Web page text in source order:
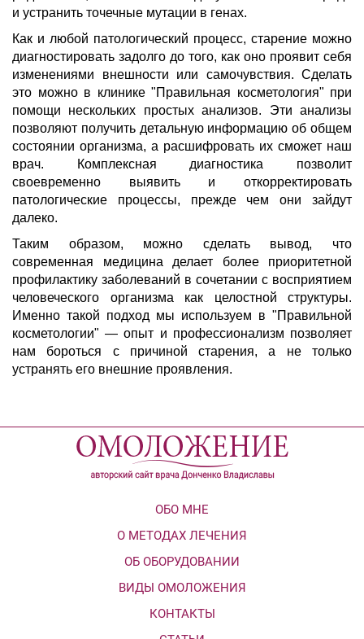
и устранить точечные мутации в генах.
Как и любой патологический процесс, старение можно
диагностировать задолго до того, как оно проявит себя
изменениями внешности или самочувствия. Сделать
это можно в клинике "Правильная косметология" при
помощи нескольких простых анализов. Эти анализы
позволяют получить детальную информацию об общем
состоянии организма, а расшифровать их сможет наш
врач. Комплексная диагностика позволит
своевременно выявить и откорректировать
патологические процессы, прежде чем они зайдут
далеко.
Таким образом, можно сделать вывод, что
современная медицина делает более приоритетной
профилактику заболеваний в сочетании с восприятием
человеческого организма как целостной структуры.
Именно такой подход мы используем в "Правильной
косметологии" — опыт и профессионализм позволяет
нам бороться с причиной старения, а не только
устранять его внешние проявления.
ОБО МНЕ
О МЕТОДАХ ЛЕЧЕНИЯ
ОБ ОБОРУДОВАНИИ
ВИДЫ ОМОЛОЖЕНИЯ
КОНТАКТЫ